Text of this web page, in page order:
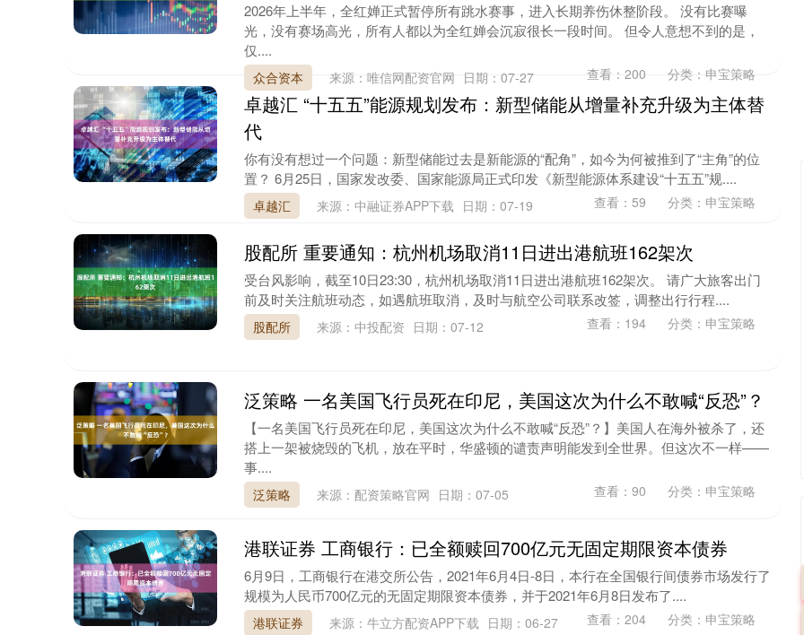
2026年上半年，全红婵正式暂停所有跳水赛事，进入长期养伤休整阶段。 没有比赛曝
光，没有赛场高光，所有人都以为全红婵会沉寂很长一段时间。 但令人意想不到的是，
仅....
众合资本 来源：唯信网配资官网 日期：07-27 查看： 200 分类： 申宝策略
卓越汇 “十五五”能源规划发布：新型储能从增量补充升级为主体替
代
你有没有想过一个问题：新型储能过去是新能源的“配角”，如今为何被推到了“主角”的位
置？ 6月25日，国家发改委、国家能源局正式印发《新型能源体系建设“十五五”规....
卓越汇 来源：中融证券APP下载 日期：07-19 查看： 59 分类： 申宝策略
股配所 重要通知：杭州机场取消11日进出港航班162架次
受台风影响，截至10日23:30，杭州机场取消11日进出港航班162架次。 请广大旅客出门
前及时关注航班动态，如遇航班取消，及时与航空公司联系改签，调整出行行程....
股配所 来源：中投配资 日期：07-12 查看： 194 分类： 申宝策略
泛策略 一名美国飞行员死在印尼，美国这次为什么不敢喊“反恐”？
【一名美国飞行员死在印尼，美国这次为什么不敢喊“反恐”？】美国人在海外被杀了，还
搭上一架被烧毁的飞机，放在平时，华盛顿的谴责声明能发到全世界。但这次不一样——
事....
泛策略 来源：配资策略官网 日期：07-05 查看： 90 分类： 申宝策略
港联证券 工商银行：已全额赎回700亿元无固定期限资本债券
6月9日，工商银行在港交所公告，2021年6月4日-8日，本行在全国银行间债券市场发行了
规模为人民币700亿元的无固定期限资本债券，并于2021年6月8日发布了....
港联证券 来源：牛立方配资APP下载 日期：06-27 查看： 204 分类： 申宝策略
1.02% 深证成指 14311.01 200.89 1.42% 沪深300 4694.44 43.13